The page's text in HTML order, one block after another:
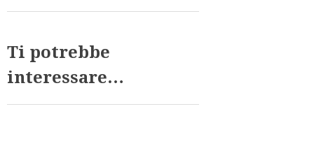
Ti potrebbe
interessare…